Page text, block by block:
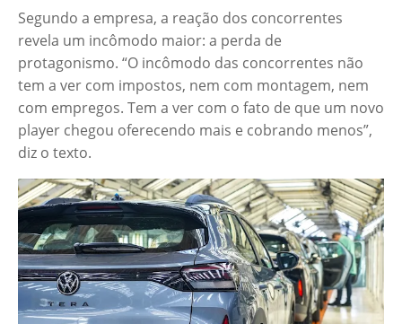
Segundo a empresa, a reação dos concorrentes
revela um incômodo maior: a perda de
protagonismo. “O incômodo das concorrentes não
tem a ver com impostos, nem com montagem, nem
com empregos. Tem a ver com o fato de que um novo
player chegou oferecendo mais e cobrando menos”,
diz o texto.